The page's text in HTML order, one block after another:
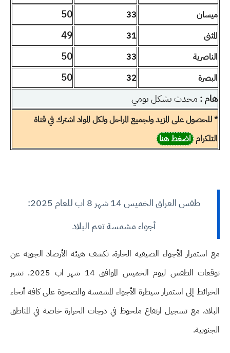
ميسان 33
50
المثنى 31
49
الناصرية 33
50
البصرة 32
50
هام : محدث بشكل يومي
* للحصول على المزيد ولجميع المراحل ولكل المواد اشترك في قناة
التلكرام اضغط هنا
طقس العراق الخميس 14 شهر 8 اب للعام 2025:
أجواء مشمسة تعم البلاد
مع استمرار الأجواء الصيفية الحارة، تكشف هيئة الأرصاد الجوية عن
توقعات الطقس ليوم الخميس الموافق 14 شهر اب 2025. تشير
الخرائط إلى استمرار سيطرة الأجواء المشمسة والصحوة على كافة أنحاء
البلاد، مع تسجيل ارتفاع ملحوظ في درجات الحرارة خاصة في المناطق
الجنوبية.